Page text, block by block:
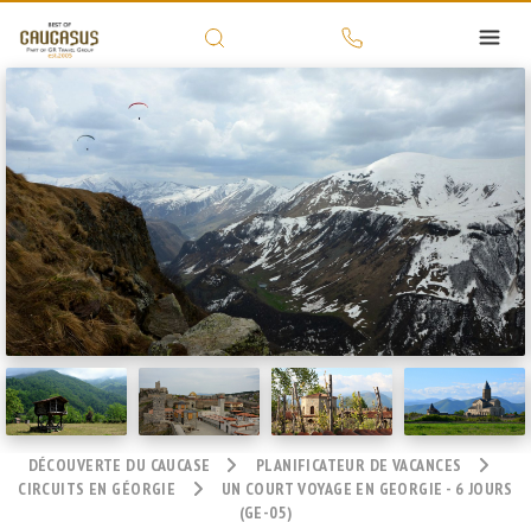
DÉCOUVERTE DU CAUCASE
PLANIFICATEUR DE VACANCES
CIRCUITS EN GÉORGIE
UN COURT VOYAGE EN GEORGIE - 6 JOURS
(GE-05)